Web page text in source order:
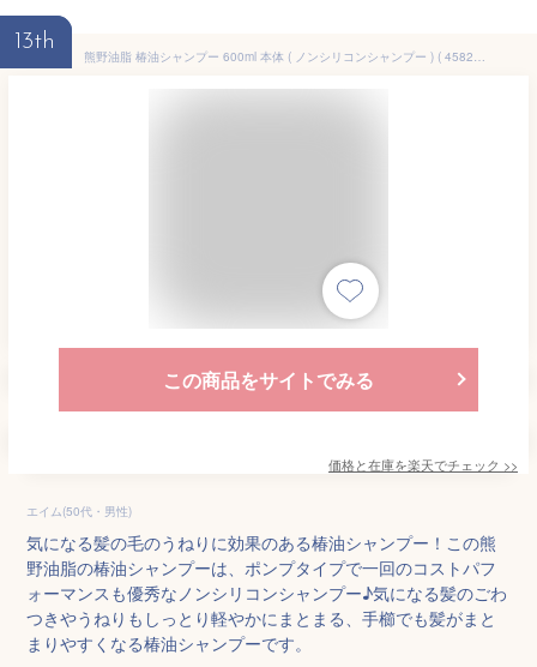
13th
熊野油脂 椿油シャンプー 600ml 本体 ( ノンシリコンシャンプー ) ( 4582400830136 )
この商品をサイトでみる
価格と在庫を楽天でチェック >>
エイム(50代・男性)
気になる髪の毛のうねりに効果のある椿油シャンプー！この熊
野油脂の椿油シャンプーは、ポンプタイプで一回のコストパフ
ォーマンスも優秀なノンシリコンシャンプー♪気になる髪のごわ
つきやうねりもしっとり軽やかにまとまる、手櫛でも髪がまと
まりやすくなる椿油シャンプーです。